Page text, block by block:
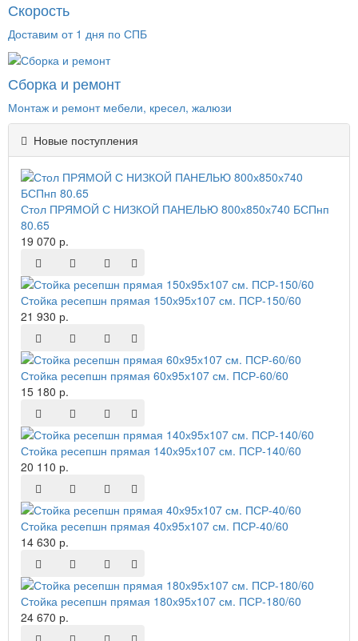
Скорость
Доставим от 1 дня по СПБ
Сборка и ремонт
Монтаж и ремонт мебели, кресел, жалюзи
Новые поступления
Стол ПРЯМОЙ С НИЗКОЙ ПАНЕЛЬЮ 800х850х740 БСПнп
80.65
19 070 р.
Стойка ресепшн прямая 150х95х107 см. ПСР-150/60
21 930 р.
Стойка ресепшн прямая 60х95х107 см. ПСР-60/60
15 180 р.
Стойка ресепшн прямая 140х95х107 см. ПСР-140/60
20 110 р.
Стойка ресепшн прямая 40х95х107 см. ПСР-40/60
14 630 р.
Стойка ресепшн прямая 180х95х107 см. ПСР-180/60
24 670 р.